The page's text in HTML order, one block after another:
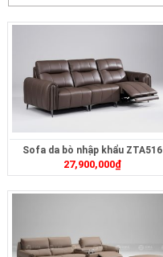
Sofa da bò nhập khẩu ZTA516
27,900,000₫